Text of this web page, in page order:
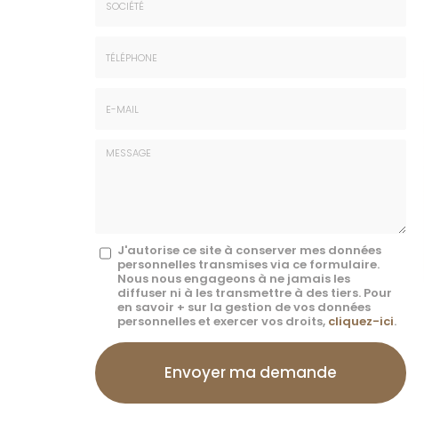
Message
J'autorise ce site à conserver mes données
personnelles transmises via ce formulaire.
Nous nous engageons à ne jamais les
diffuser ni à les transmettre à des tiers. Pour
en savoir + sur la gestion de vos données
personnelles et exercer vos droits, cliquez-ici.
Acceptation
RGPD
*
Envoyer ma demande